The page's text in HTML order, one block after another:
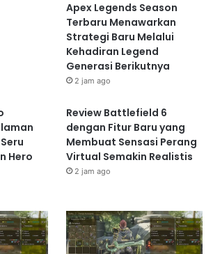
Apex Legends Season
Terbaru Menawarkan
Strategi Baru Melalui
Kehadiran Legend
Generasi Berikutnya
2 jam ago
Hero
Review Battlefield 6
dengan Fitur Baru yang
Membuat Sensasi Perang
Virtual Semakin Realistis
2 jam ago